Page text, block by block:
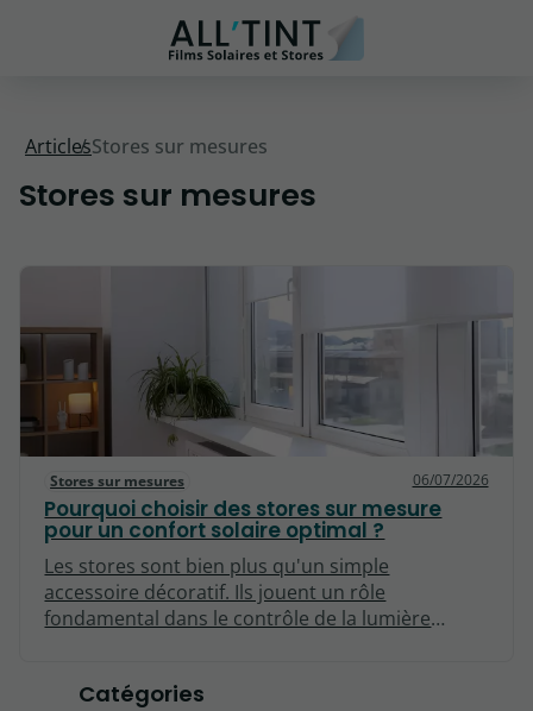
Catégories
ArticlesStores sur mesures
Stores sur mesures
Stores sur mesures 06/07/2026
Pourquoi choisir des stores sur mesure
pour un confort solaire optimal ?
Les stores sont bien plus qu'un simple
accessoire décoratif. Ils jouent un rôle
fondamental dans le contrôle de la lumière
représente une solution adaptée aux besoins